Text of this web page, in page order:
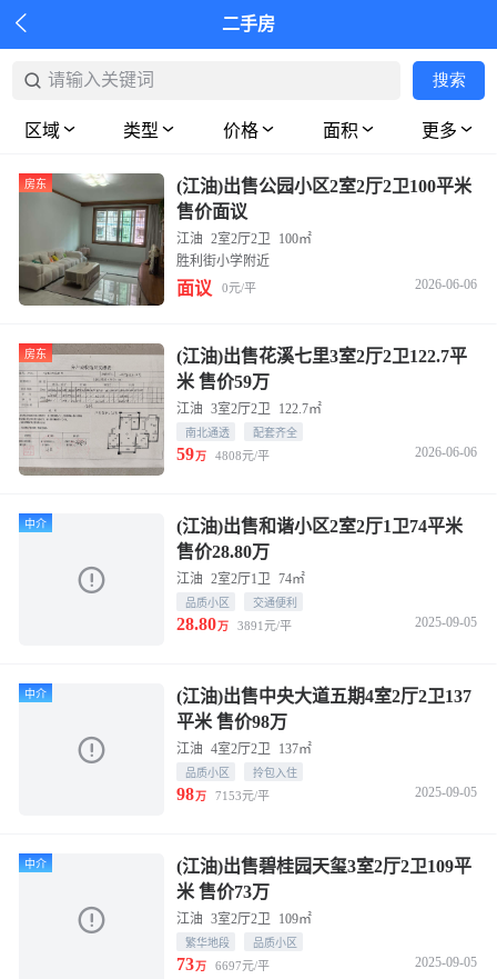
 二手房
请输入关键词 搜索搜索
区域 类型 价格 面积 更多
房东
(江油)出售公园小区2室2厅2卫100平米
售价面议
江油 2室2厅2卫
100㎡
胜利街小学附近
面议 0元/平 2026-06-06
房东
(江油)出售花溪七里3室2厅2卫122.7平
米 售价59万
江油 3室2厅2卫 122.7㎡
南北通透 配套齐全
59万 4808元/平 2026-06-06
中介
(江油)出售和谐小区2室2厅1卫74平米
售价28.80万
江油 2室2厅1卫 74㎡
品质小区 交通便利
28.80万 3891元/平 2025-09-05
中介
(江油)出售中央大道五期4室2厅2卫137
平米 售价98万
江油 4室2厅2卫 137㎡
品质小区 拎包入住
98万 7153元/平 2025-09-05
中介
(江油)出售碧桂园天玺3室2厅2卫109平
米 售价73万
江油 3室2厅2卫 109㎡
繁华地段 品质小区
73万 6697元/平 2025-09-05